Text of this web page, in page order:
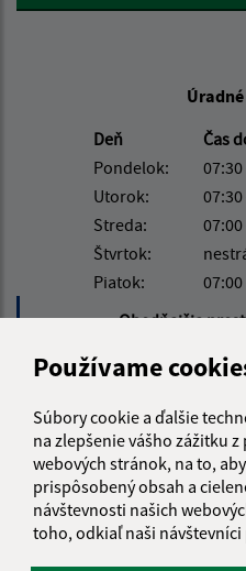
Používame
Súbory cookie a ďalšie
na zlepšenie vášho zážitku
webových stránok, na to,
prispôsobený obsah a
návštevnosti našich
toho, odkiaľ naši
Deň
Čas
Pondelok:
Utorok:
Streda:
Štvrtok:
Piatok:
Obedňajšia
Obecný
094 06